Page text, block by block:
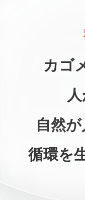
カゴ
自然
循環を